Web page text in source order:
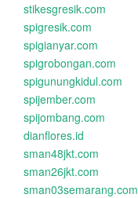
stikesgresik.com
spigresik.com
spigianyar.com
spigrobongan.com
spigunungkidul.com
spijember.com
spijombang.com
dianflores.id
sman48jkt.com
sman26jkt.com
sman03semarang.com